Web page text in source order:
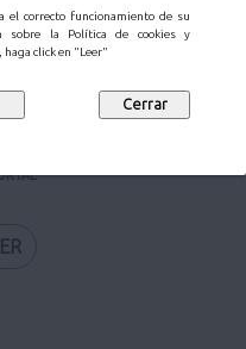
el correcto funcionamiento de su
sobre la Política de cookies y
haga click en "Leer"